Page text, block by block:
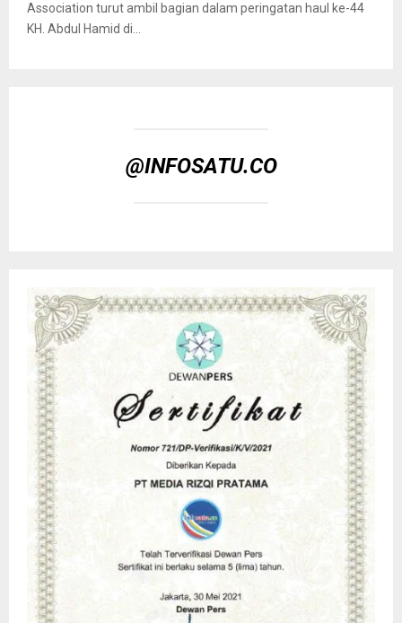
Association turut ambil bagian dalam peringatan haul ke-44
KH. Abdul Hamid di...
@INFOSATU.CO